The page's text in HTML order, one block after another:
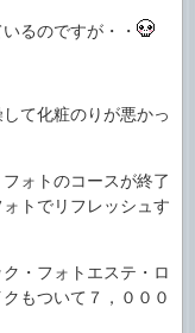
るのですが・・
て化粧のりが悪かっ
ォトのコースが終了
トでリフレッシュす
・フォトエステ・ロ
もついて７，０００